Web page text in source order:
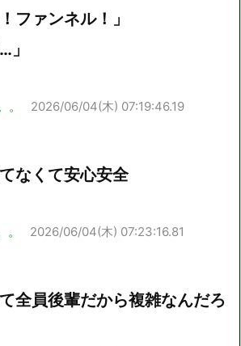
ファンネル！」
」
2026/06/04(木) 07:19:46.19
なくて安心安全
2026/06/04(木) 07:23:16.81
全員後輩だから複雑なんだろ